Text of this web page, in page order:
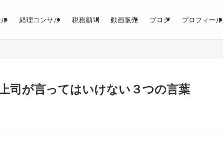
経理コンサル 税務顧問 動画販売 ブログ プロフィール
司が言ってはいけない３つの言葉